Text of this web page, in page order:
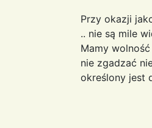
Przy okazji
.. nie są mile
Mamy
nie zgadzać
określony jest